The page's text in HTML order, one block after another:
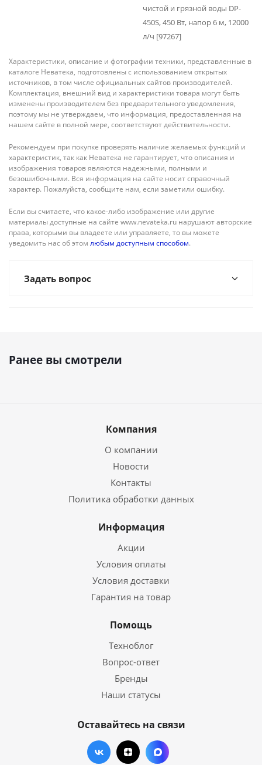
чистой и грязной воды DP-
450S, 450 Вт, напор 6 м, 12000
л/ч [97267]
Характеристики, описание и фотографии техники, представленные в
каталоге Неватека, подготовлены с использованием открытых
источников, в том числе официальных сайтов производителей.
Комплектация, внешний вид и характеристики товара могут быть
изменены производителем без предварительного уведомления,
поэтому мы не утверждаем, что информация, предоставленная на
нашем сайте в полной мере, соответствуют действительности.
Рекомендуем при покупке проверять наличие желаемых функций и
характеристик, так как Неватека не гарантирует, что описания и
изображения товаров являются надежными, полными и
безошибочными. Вся информация на сайте носит справочный
характер. Пожалуйста, сообщите нам, если заметили ошибку.
Если вы считаете, что какое-либо изображение или другие
материалы доступные на сайте www.nevateka.ru нарушают авторские
права, которыми вы владеете или управляете, то вы можете
уведомить нас об этом любым доступным способом.
Задать вопрос
Ранее вы смотрели
Компания
О компании
Новости
Контакты
Политика обработки данных
Информация
Акции
Условия оплаты
Условия доставки
Гарантия на товар
Помощь
Техноблог
Вопрос-ответ
Бренды
Наши статусы
Оставайтесь на связи